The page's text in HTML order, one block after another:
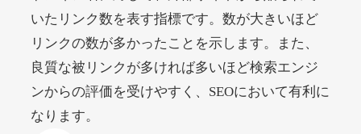
beamie.jp
ジャンルエンターテイメント
DA 52 外部リンク数
いたリンク数を表す指標です。数が大きいほど
リンクの数が多かったことを示します。また、
良質な被リンクが多ければ多いほど検索エンジ
ンからの評価を受けやすく、SEOにおいて有利に
なります。